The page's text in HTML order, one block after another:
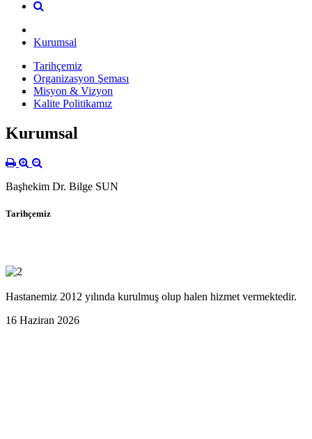
Kurumsal
Tarihçemiz
Organizasyon Şeması
Misyon & Vizyon
Kalite Politikamız
Kurumsal
Başhekim Dr. Bilge SUN
Tarihçemiz
Hastanemiz 2012 yılında kurulmuş olup halen hizmet vermektedir.
16 Haziran 2026